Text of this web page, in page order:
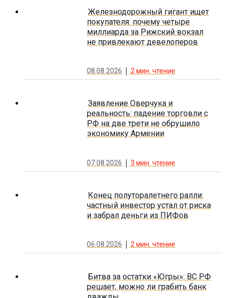
Железнодорожный гигант ищет
покупателя: почему четыре
миллиарда за Рижский вокзал
не привлекают девелоперов
08.08.2026 2 мин. чтение
Заявление Оверчука и
реальность: падение торговли с
РФ на две трети не обрушило
экономику Армении
07.08.2026 3 мин. чтение
Конец полуторалетнего ралли:
частный инвестор устал от риска
и забрал деньги из ПИФов
06.08.2026 2 мин. чтение
Битва за остатки «Югры»: ВС РФ
решает, можно ли грабить банк